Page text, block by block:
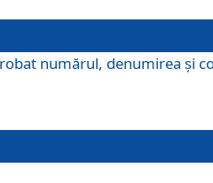
numărul, denumirea şi